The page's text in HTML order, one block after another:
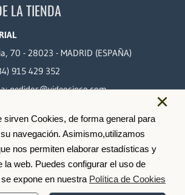
×
sirven Cookies, de forma general para
navegación. Asimismo,utilizamos
nos permiten elaborar estadísticas y
la web. Puedes configurar el uso de
expone en nuestra Política de Cookies
LA TIENDA
70 - 28023 - MADRID (ESPAÑA)
915 429 352
a:pedidos@videocinco.com